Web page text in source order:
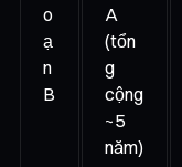
o
ạ
n
B
A
(tổn
g
cộng
~5
năm)